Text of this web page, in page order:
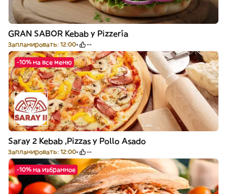
GRAN SABOR Kebab y Pizzería
Запланировать: 12:00 --
-10% на все меню
Saray 2 Kebab ,Pizzas y Pollo Asado
Запланировать: 12:00 --
-10% на избранное